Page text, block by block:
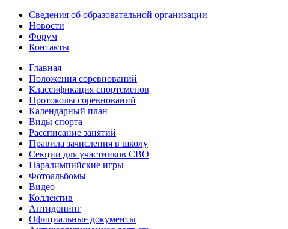
Сведения об образовательной организации
Новости
Форум
Контакты
Главная
Положения соревнований
Классификация спортсменов
Протоколы соревнований
Календарный план
Виды спорта
Рассписание занятий
Правила зачисления в школу
Секции для участников СВО
Паралимпийские игры
Фотоальбомы
Видео
Коллектив
Антидопинг
Официальные документы